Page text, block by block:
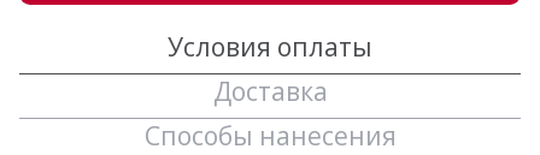
Условия оплаты
Доставка
Способы нанесения